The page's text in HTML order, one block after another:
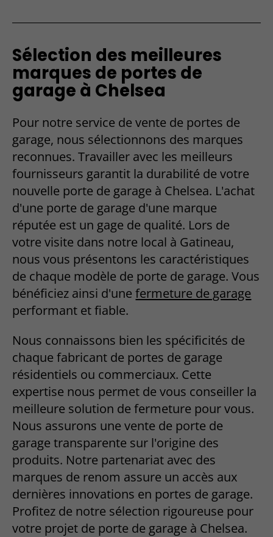
Sélection des meilleures
marques de portes de
garage à Chelsea
Pour notre service de vente de portes de
garage, nous sélectionnons des marques
reconnues. Travailler avec les meilleurs
fournisseurs garantit la durabilité de votre
nouvelle porte de garage à Chelsea. L'achat
d'une porte de garage d'une marque
réputée est un gage de qualité. Lors de
votre visite dans notre local à Gatineau,
nous vous présentons les caractéristiques
de chaque modèle de porte de garage. Vous
bénéficiez ainsi d'unefermeture de garage
performant et fiable.
Nous connaissons bien les spécificités de
chaque fabricant de portes de garage
résidentiels ou commerciaux. Cette
expertise nous permet de vous conseiller la
meilleure solution de fermeture pour vous.
Nous assurons une vente de porte de
garage transparente sur l'origine des
produits. Notre partenariat avec des
marques de renom assure un accès aux
dernières innovations en portes de garage.
Profitez de notre sélection rigoureuse pour
votre projet de porte de garage à Chelsea.